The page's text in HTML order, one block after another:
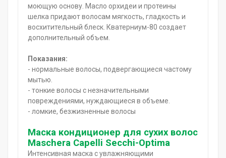
моющую основу. Масло орхидеи и протеины
шелка придают волосам мягкость, гладкость и
восхитительный блеск. Кватерниум-80 создает
дополнительный объем.
Показания:
- нормальные волосы, подвергающиеся частому
мытью.
- тонкие волосы с незначительными
повреждениями, нуждающиеся в объеме.
- ломкие, безжизненные волосы
Маска кондиционер для сухих волос
Maschera Capelli Secchi-Optima
Интенсивная маска с увлажняющими